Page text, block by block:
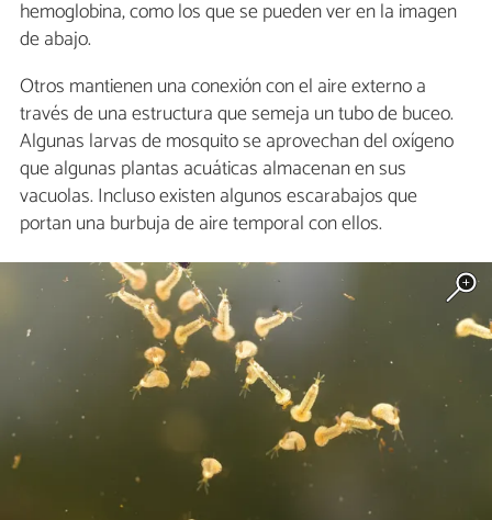
hemoglobina, como los que se pueden ver en la imagen
de abajo.
Otros mantienen una conexión con el aire externo a
través de una estructura que semeja un tubo de buceo.
Algunas larvas de mosquito se aprovechan del oxígeno
que algunas plantas acuáticas almacenan en sus
vacuolas. Incluso existen algunos escarabajos que
portan una burbuja de aire temporal con ellos.